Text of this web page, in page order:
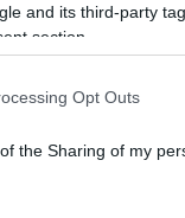
and its third-party
section.
Opt Outs
the Sharing of my